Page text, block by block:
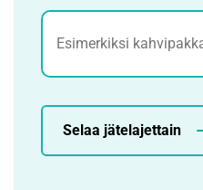
Jätehaku
Selaa jätelajettain